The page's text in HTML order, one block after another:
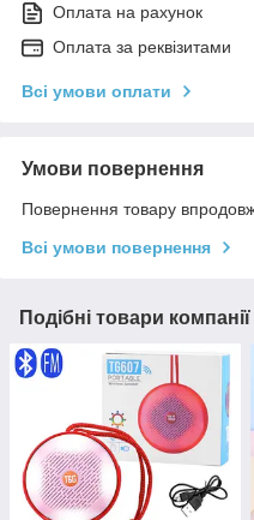
Оплата на рахунок
Оплата за реквізитами
Всі умови оплати
Умови повернення
Повернення товару
Всі умови повернення
Подібні товари компанії